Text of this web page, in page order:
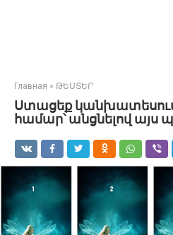
Главная » ԹԵՍՏԵՐ
Ստացեք
համար՝ անցնելով այս